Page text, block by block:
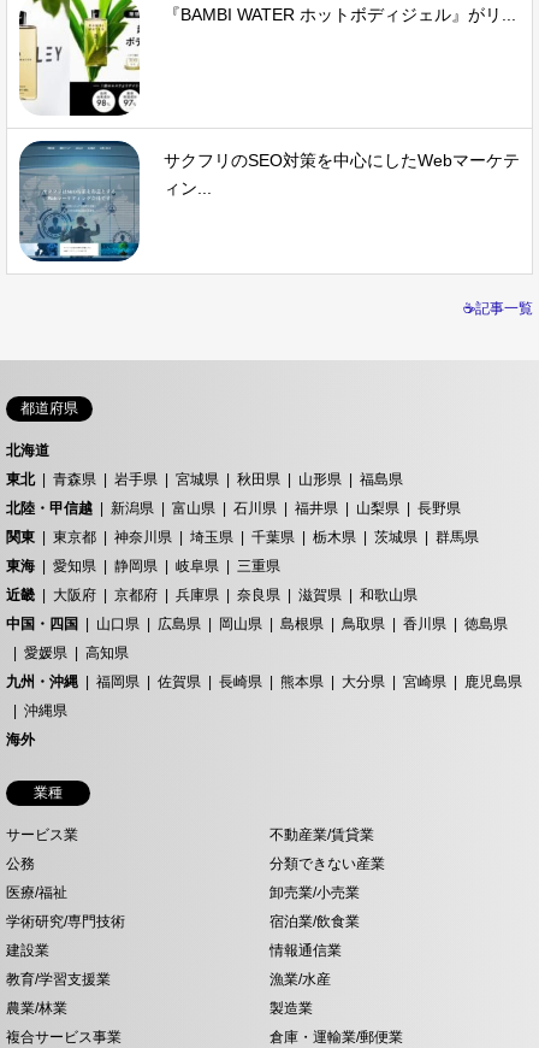
『BAMBI WATER ホットボディジェル』がリ...
サクフリのSEO対策を中心にしたWebマーケテ
ィン...
☕記事一覧
都道府県
北海道
東北
青森県 岩手県 宮城県 秋田県 山形県
福島県
北陸・甲信越
新潟県 富山県 石川県 福井県 山梨県
長野県
関東
東京都 神奈川県 埼玉県 千葉県 栃木県 茨城県
群馬県
東海
愛知県 静岡県 岐阜県
三重県
近畿
大阪府 京都府 兵庫県 奈良県 滋賀県
和歌山県
中国・四国
山口県 広島県 岡山県 島根県 鳥取県 香川県
徳島県
愛媛県
高知県
九州・沖縄
福岡県 佐賀県 長崎県 熊本県 大分県 宮崎県
鹿児島県
沖縄県
海外
業種
サービス業
不動産業/賃貸業
公務
分類できない産業
医療/福祉
卸売業/小売業
学術研究/専門技術
宿泊業/飲食業
建設業
情報通信業
教育/学習支援業
漁業/水産
農業/林業
製造業
複合サービス事業
倉庫・運輸業/郵便業